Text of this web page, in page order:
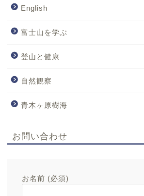
English
富士山を学ぶ
登山と健康
自然観察
青木ヶ原樹海
お問い合わせ
お名前 (必須)